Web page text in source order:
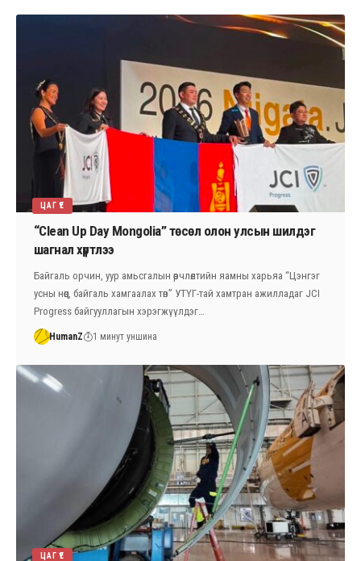
ЦАГ ҮЕ
“Clean Up Day Mongolia” төсөл олон улсын шилдэг
шагнал хүртлээ
Байгаль орчин, уур амьсгалын өөрчлөлтийн яамны харьяа “Цэнгэг
усны нөөц, байгаль хамгаалах төв” УТҮГ-тай хамтран ажилладаг JCI
Progress байгууллагын хэрэгжүүлдэг…
HumanZ 1 минут уншина
ЦАГ ҮЕ